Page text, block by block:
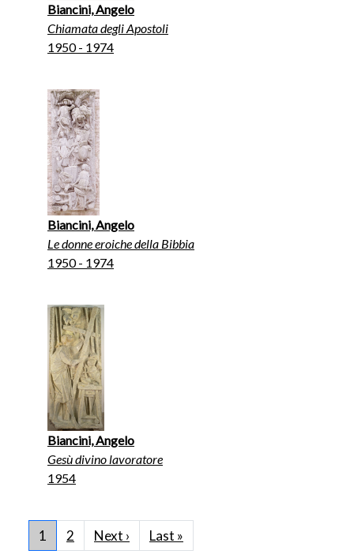
Biancini, Angelo
Chiamata degli Apostoli
1950 - 1974
Biancini, Angelo
Le donne eroiche della Bibbia
1950 - 1974
Biancini, Angelo
Gesù divino lavoratore
1954
1 2 Next › Next page
Last »